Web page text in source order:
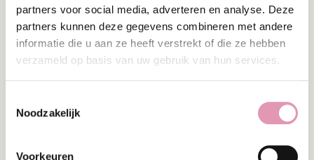
partners voor social media, adverteren en analyse. Deze
partners kunnen deze gegevens combineren met andere
informatie die u aan ze heeft verstrekt of die ze hebben
verzameld op basis van uw gebruik van hun services.
Noodzakelijk
Voorkeuren
Rhinitis: A Randomized Double-Blind
Placebo-Controlled Trial
Auteurs
Jaar
2023